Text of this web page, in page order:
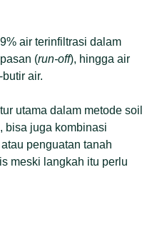
air terinfiltrasi dalam
(run-off), hingga air
air.
utama dalam metode soil
bisa juga kombinasi
penguatan tanah
meski langkah itu perlu